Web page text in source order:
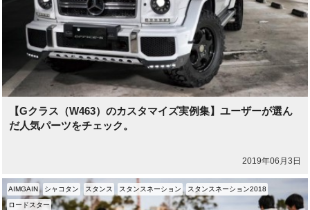
【Gクラス（W463）のカスタマイズ実例集】ユーザーが選ん
だ人気パーツをチェック。
2019年06月3日
AIMGAIN シャコタン スタンス スタンスネーション スタンスネーション2018
ロードスター